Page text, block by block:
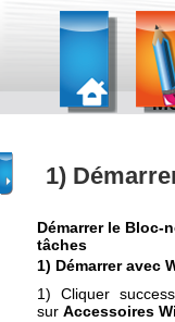
1)
Démarrer le Bloc-
tâches
1) Démarrer avec
1) Cliquer
surAccessoires